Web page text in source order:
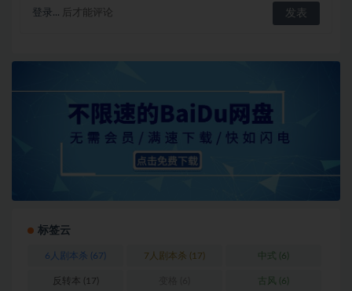
登录... 后才能评论
标签云
6人剧本杀 (67) 7人剧本杀 (17) 中式 (6)
反转本 (17) 古风 (6)